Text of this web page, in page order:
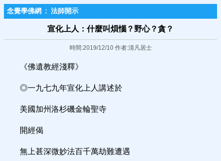
念覺學佛網 : 法師開示
宣化上人：什麼叫煩惱？野心？貪？
時間:2019/12/10 作者:清凡居士
《佛遺教經淺釋》
◎一九七九年宣化上人講述於
美國加州洛杉磯金輪聖寺
開經偈
無上甚深微妙法百千萬劫難遭遇